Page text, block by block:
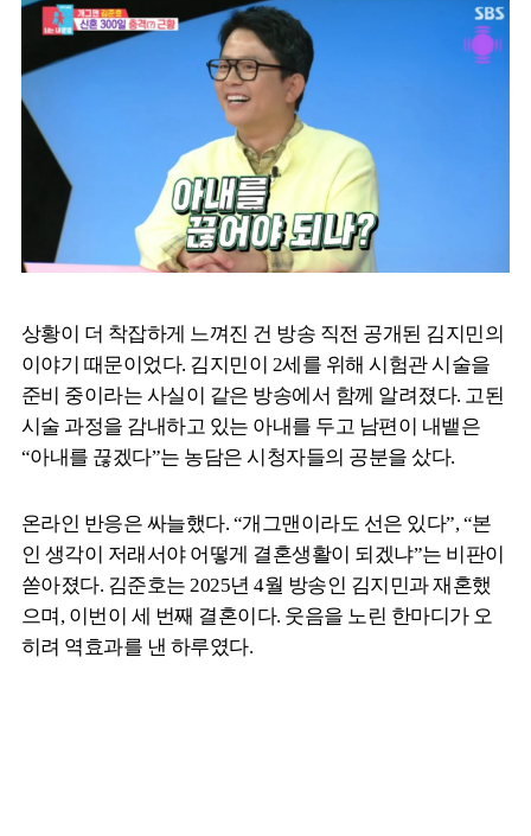
상황이 더 착잡하게 느껴진 건 방송 직전 공개된 김지민의
이야기 때문이었다. 김지민이 2세를 위해 시험관 시술을
준비 중이라는 사실이 같은 방송에서 함께 알려졌다. 고된
시술 과정을 감내하고 있는 아내를 두고 남편이 내뱉은
“아내를 끊겠다”는 농담은 시청자들의 공분을 샀다.
온라인 반응은 싸늘했다. “개그맨이라도 선은 있다”, “본
인 생각이 저래서야 어떻게 결혼생활이 되겠냐”는 비판이
쏟아졌다. 김준호는 2025년 4월 방송인 김지민과 재혼했
으며, 이번이 세 번째 결혼이다. 웃음을 노린 한마디가 오
히려 역효과를 낸 하루였다.